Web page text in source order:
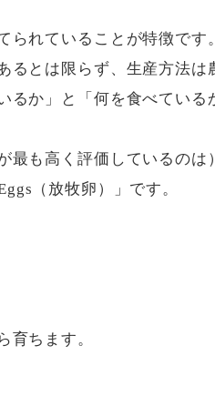
られていることが特徴です。
るとは限らず、生産方法は
るか」と「何を食べている
最も高く評価しているのは）
（放牧卵）」です。
育ちます。